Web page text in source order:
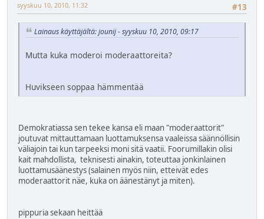
#13
syyskuu 10, 2010, 11:32
Lainaus käyttäjältä: jounij - syyskuu 10, 2010, 09:17
Mutta kuka moderoi moderaattoreita?
Huvikseen soppaa hämmentää
Demokratiassa sen tekee kansa eli maan "moderaattorit"
joutuvat mittauttamaan luottamuksensa vaaleissa säännöllisin
väliajoin tai kun tarpeeksi moni sitä vaatii. Foorumillakin olisi
kait mahdollista, teknisesti ainakin, toteuttaa jonkinlainen
luottamusäänestys (salainen myös niin, etteivät edes
moderaattorit näe, kuka on äänestänyt ja miten).
pippuria sekaan heittää